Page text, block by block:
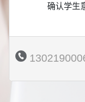
确认学生